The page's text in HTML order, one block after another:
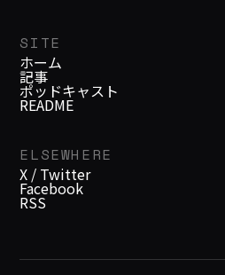
SITE
ホーム
記事
ポッドキャスト
README
ELSEWHERE
X / Twitter
Facebook
RSS